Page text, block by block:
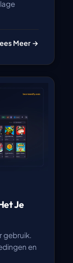
Meer →
Je
gebruik.
en